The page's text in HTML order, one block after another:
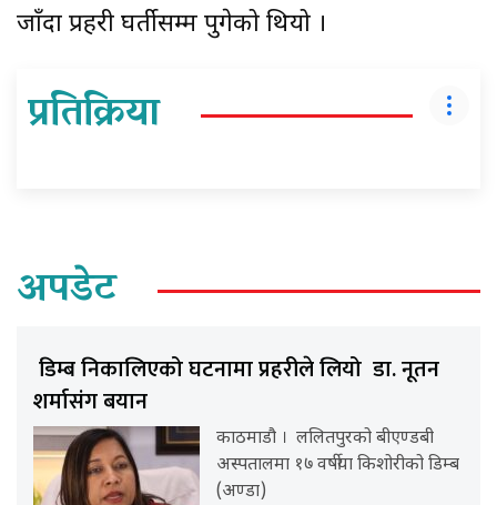
जाँदा प्रहरी घर्तीसम्म पुगेको थियो ।
प्रतिक्रिया
अपडेट
डिम्ब निकालिएको घटनामा प्रहरीले लियो डा. नूतन
शर्मासंग बयान
काठमाडौ । ललितपुरको बीएण्डबी
अस्पतालमा १७ वर्षीया किशोरीको डिम्ब
(अण्डा)